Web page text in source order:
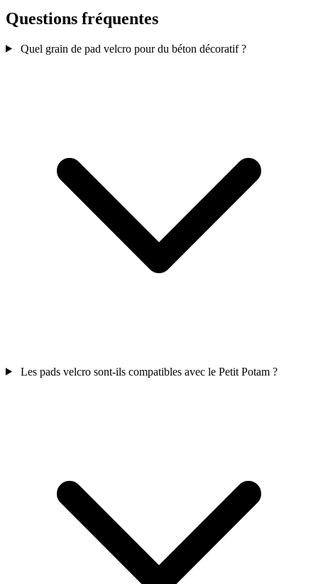
Questions fréquentes
Quel grain de pad velcro pour du béton décoratif ?
Les pads velcro sont-ils compatibles avec le Petit Potam ?